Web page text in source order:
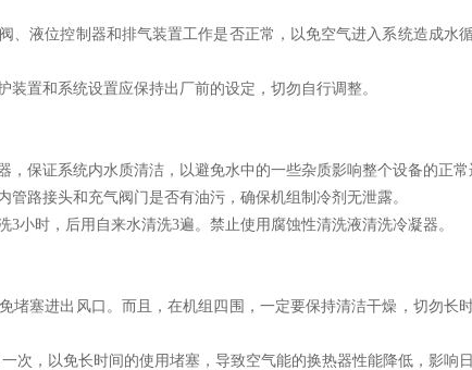
、液位控制器和排气装置工作是否正常，以免空气进入系统造成水
置和系统设置应保持出厂前的设定，切勿自行调整。
保证系统内水质清洁，以避免水中的一些杂质影响整个设备的正常
路接头和充气阀门是否有油污，确保机组制冷剂无泄露。
3小时，后用自来水清洗3遍。禁止使用腐蚀性清洗液清洗冷凝器。
堵塞进出风口。而且，在机组四围，一定要保持清洁干燥，切勿长
一次，以免长时间的使用堵塞，导致空气能的换热器性能降低，影响